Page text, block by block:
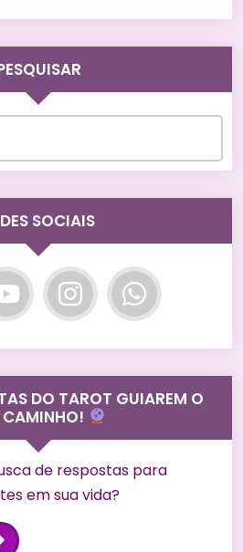
SOCIAIS
DO TAROT GUIAREM O
CAMINHO!
de respostas para
em sua vida?